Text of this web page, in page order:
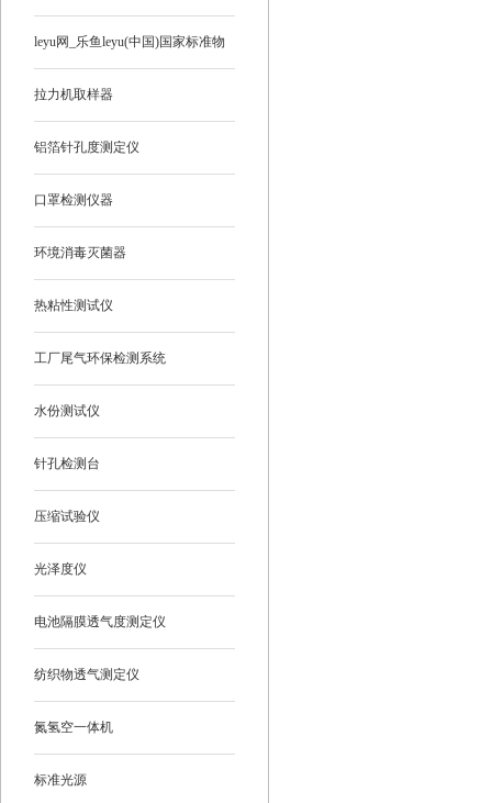
leyu网_乐鱼leyu(中国)国家标准物
质
拉力机取样器
铝箔针孔度测定仪
口罩检测仪器
环境消毒灭菌器
热粘性测试仪
工厂尾气环保检测系统
水份测试仪
针孔检测台
压缩试验仪
光泽度仪
电池隔膜透气度测定仪
纺织物透气测定仪
氮氢空一体机
标准光源